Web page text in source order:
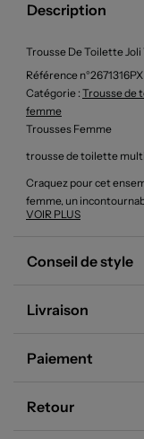
Description
Trousse De Toilette Joli
Référence n°2671316PX
Catégorie : Trousse de
femme
Trousses Femme
trousse de toilette
Craquez pour cet
femme, un
essentiels beauté en
tandis que la trousse
de garder à portée de
compromis.
VOIR PLUS
Conseil de style
Livraison
Paiement
Retour